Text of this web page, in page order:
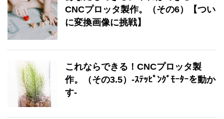
CNCプロッタ製作。（その6）【つい
に変換画像に挑戦】
これならできる！CNCプロッタ製
作。（その3.5）-ｽﾃｯﾋﾟﾝｸﾞﾓｰﾀｰを動か
す-